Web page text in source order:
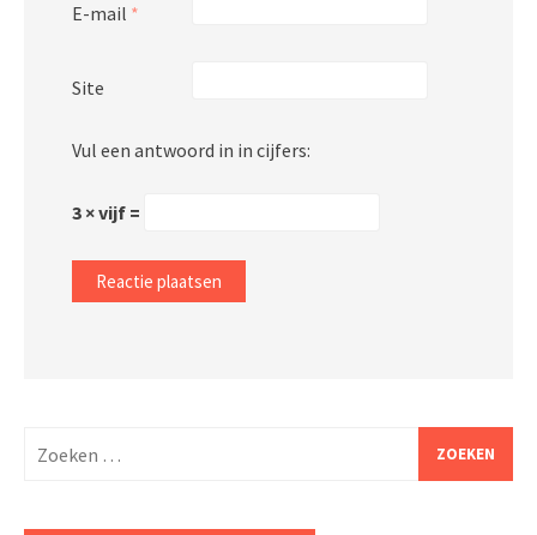
E-mail *
Site
Vul een antwoord in in cijfers:
3 × vijf =
naar: